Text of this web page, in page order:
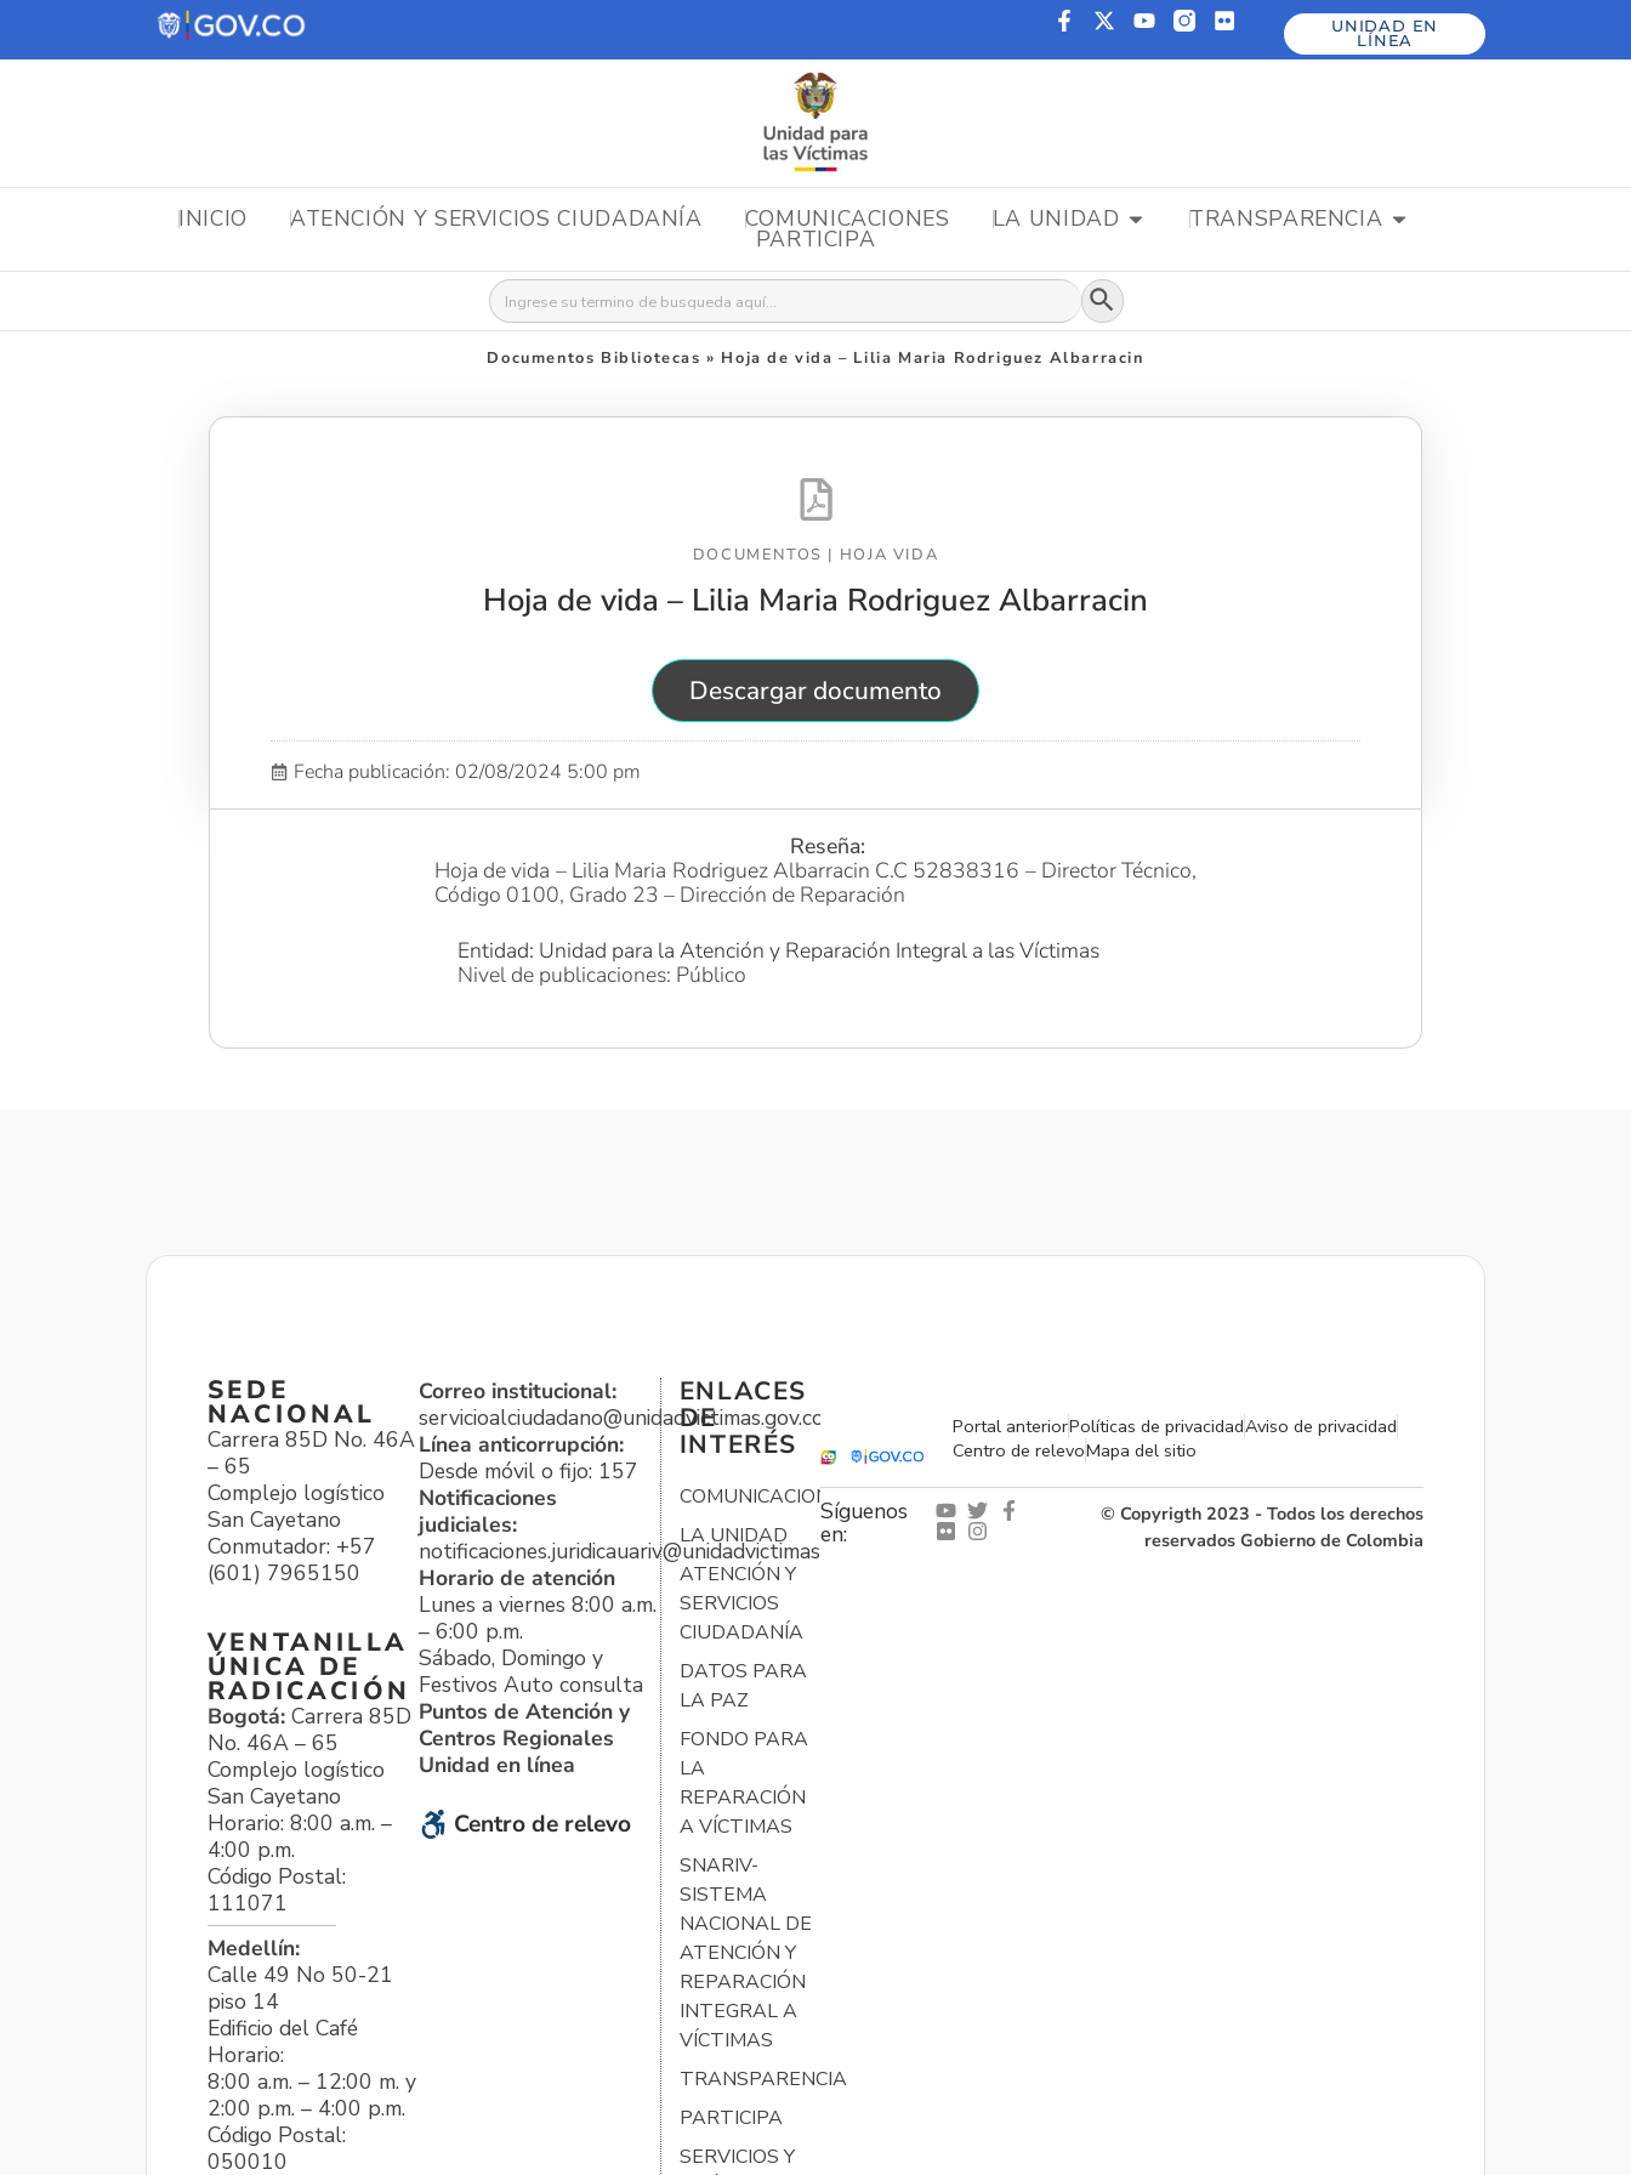
UNIDAD EN
LÍNEA
INICIO ATENCIÓN Y SERVICIOS CIUDADANÍA COMUNICACIONES LA UNIDAD TRANSPARENCIA
PARTICIPA
Buscar: Botón de búsqueda
Documentos Bibliotecas » Hoja de vida – Lilia Maria Rodriguez Albarracin
DOCUMENTOS | HOJA VIDA
Hoja de vida – Lilia Maria Rodriguez Albarracin
Descargar documento
Fecha publicación: 02/08/2024 5:00 pm
Reseña:
Hoja de vida – Lilia Maria Rodriguez Albarracin C.C 52838316 – Director Técnico,
Código 0100, Grado 23 – Dirección de Reparación
Entidad: Unidad para la Atención y Reparación Integral a las Víctimas
Nivel de publicaciones: Público
SEDE
NACIONAL
Carrera 85D No. 46A
– 65
Complejo logístico
San Cayetano
Conmutador: +57
(601) 7965150
VENTANILLA
ÚNICA DE
RADICACIÓN
Bogotá: Carrera 85D
No. 46A – 65
Complejo logístico
San Cayetano
Horario: 8:00 a.m. –
4:00 p.m.
Código Postal:
111071
Medellín:
Calle 49 No 50-21
piso 14
Edificio del Café
Horario:
8:00 a.m. – 12:00 m. y
2:00 p.m. – 4:00 p.m.
Código Postal:
050010
Correo institucional:
servicioalciudadano@unidadvictimas.gov.co
Línea anticorrupción:
Desde móvil o fijo: 157
Notificaciones
judiciales:
notificaciones.juridicauariv@unidadvictimas.gov.co
Horario de atención
Lunes a viernes 8:00 a.m.
– 6:00 p.m.
Sábado, Domingo y
Festivos Auto consulta
Puntos de Atención y
Centros Regionales
Unidad en línea
Centro de relevo
ENLACES
DE
INTERÉS
COMUNICACIONES
LA UNIDAD
ATENCIÓN Y
SERVICIOS
CIUDADANÍA
DATOS PARA
LA PAZ
FONDO PARA
LA
REPARACIÓN
A VÍCTIMAS
SNARIV-
SISTEMA
NACIONAL DE
ATENCIÓN Y
REPARACIÓN
INTEGRAL A
VÍCTIMAS
TRANSPARENCIA
PARTICIPA
SERVICIOS Y
Portal anteriorPolíticas de privacidadAviso de privacidad
Centro de relevoMapa del sitio
Síguenos
en:
© Copyrigth 2023 - Todos los derechos
reservados Gobierno de Colombia